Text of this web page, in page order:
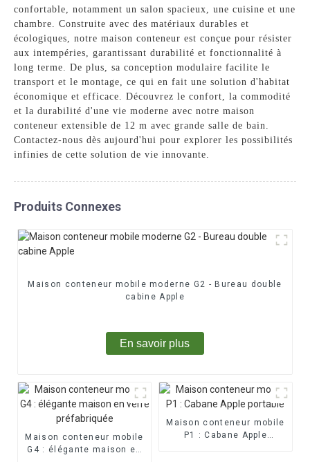
confortable, notamment un salon spacieux, une cuisine et une
chambre. Construite avec des matériaux durables et
écologiques, notre maison conteneur est conçue pour résister
aux intempéries, garantissant durabilité et fonctionnalité à
long terme. De plus, sa conception modulaire facilite le
transport et le montage, ce qui en fait une solution d'habitat
économique et efficace. Découvrez le confort, la commodité
et la durabilité d'une vie moderne avec notre maison
conteneur extensible de 12 m avec grande salle de bain.
Contactez-nous dès aujourd'hui pour explorer les possibilités
infinies de cette solution de vie innovante.
Produits Connexes
Maison conteneur mobile moderne G2 - Bureau double
cabine Apple
En savoir plus
Maison conteneur mobile
G4 : élégante maison en
Maison conteneur mobile
P1 : Cabane Apple